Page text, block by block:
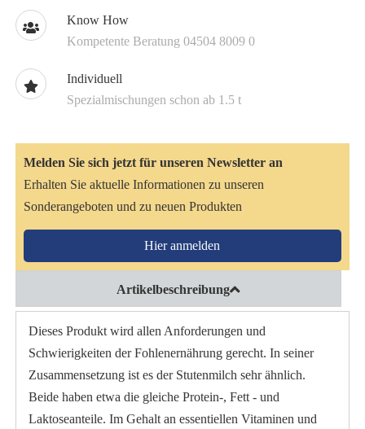
Know How
Kompetente Beratung 04504 8009 0
Individuell
Spezialmischungen schon ab 1.5 t
Melden Sie sich jetzt für unseren Newsletter an
Erhalten Sie aktuelle Informationen zu unseren
Sonderangeboten und zu neuen Produkten
Hier anmelden
Artikelbeschreibung
Dieses Produkt wird allen Anforderungen und
Schwierigkeiten der Fohlenernährung gerecht. In seiner
Zusammensetzung ist es der Stutenmilch sehr ähnlich.
Beide haben etwa die gleiche Protein-, Fett - und
Laktoseanteile. Im Gehalt an essentiellen Vitaminen und